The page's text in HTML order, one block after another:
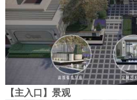
【主入口】景观